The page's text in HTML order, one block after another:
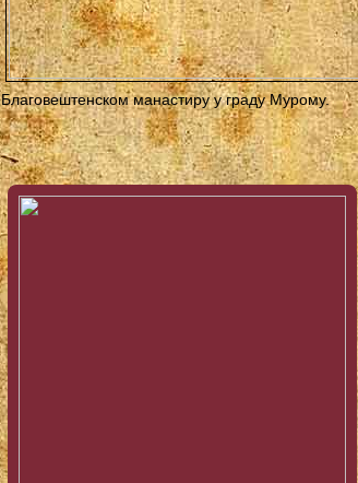
Благовештенском манастиру у граду Мурому.